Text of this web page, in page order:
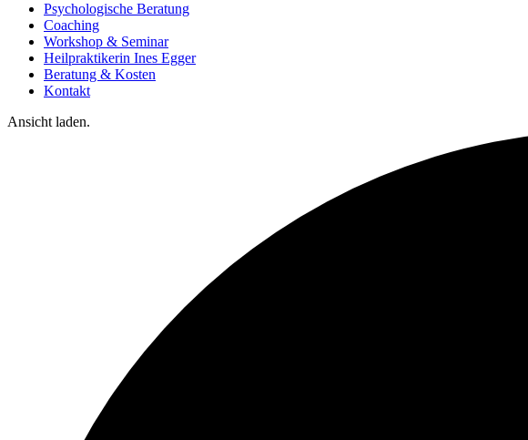
Psychologische Beratung
Coaching
Workshop & Seminar
Heilpraktikerin Ines Egger
Beratung & Kosten
Kontakt
Ansicht laden.